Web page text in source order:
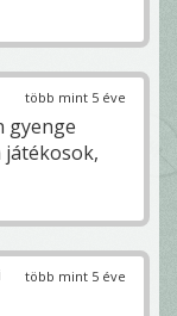
több mint 5 éve
gyenge
játékosok,
több mint 5 éve